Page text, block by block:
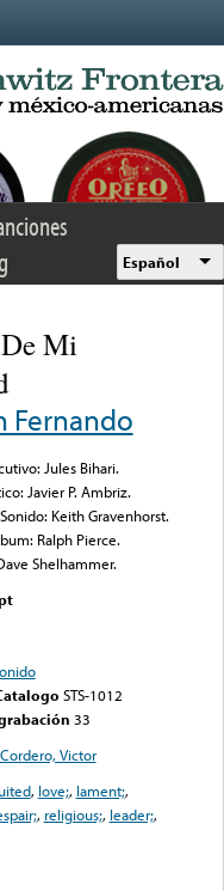
Español
Mi
Fernando
Jules Bihari.
Javier P. Ambriz.
Keith Gravenhorst.
Ralph Pierce.
Shelhammer.
STS-1012
33
Cordero, Victor
, love;, lament;,
, religious;, leader;,